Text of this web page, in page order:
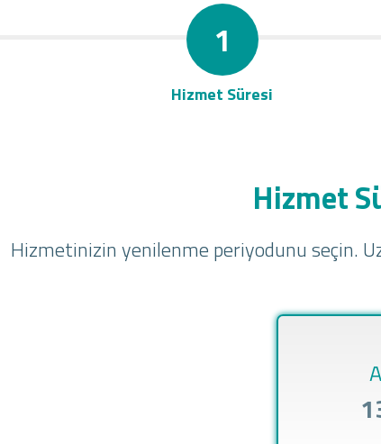
1
Hizmet Süresi
Hizmet
Hizmetinizin yenilenme periyodunu seçin.